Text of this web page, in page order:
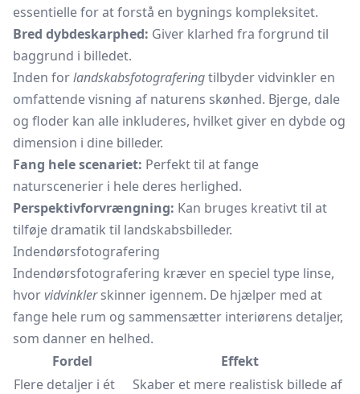
essentielle for at forstå en bygnings kompleksitet.
Bred dybdeskarphed: Giver klarhed fra forgrund til
baggrund i billedet.
Inden forlandskabsfotograferingtilbyder vidvinkler en
omfattende visning af naturens skønhed. Bjerge, dale
og floder kan alle inkluderes, hvilket giver en dybde og
dimension i dine billeder.
Fang hele scenariet: Perfekt til at fange
naturscenerier i hele deres herlighed.
Perspektivforvrængning: Kan bruges kreativt til at
tilføje dramatik til landskabsbilleder.
Indendørsfotografering
Indendørsfotografering kræver en speciel type linse,
hvorvidvinklerskinner igennem. De hjælper med at
fange hele rum og sammensætter interiørens detaljer,
som danner en helhed.
Fordel
Effekt
Flere detaljer i ét
Skaber et mere realistisk billede af